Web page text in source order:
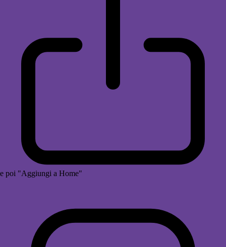
e poi "Aggiungi a Home"